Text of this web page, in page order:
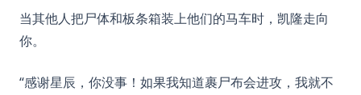
当其他人把尸体和板条箱装上他们的马车时，凯隆走向
你。
“感谢星辰，你没事！如果我知道裹尸布会进攻，我就不